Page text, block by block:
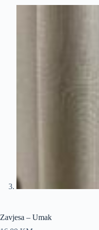
Zavjesa – Umak